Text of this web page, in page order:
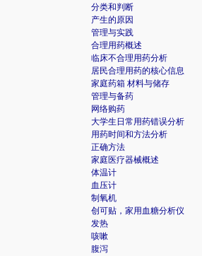
分类和判断
产生的原因
管理与实践
合理用药概述
临床不合理用药分析
居民合理用药的核心信息
家庭药箱 材料与储存
管理与备药
网络购药
大学生日常用药错误分析
用药时间和方法分析
正确方法
家庭医疗器械概述
体温计
血压计
制氧机
创可贴，家用血糖分析仪
发热
咳嗽
腹泻